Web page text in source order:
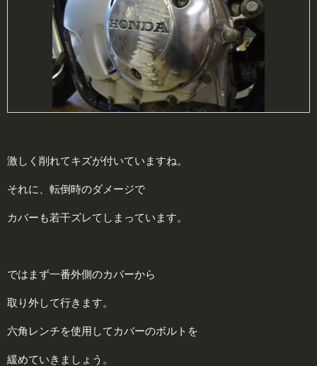
激しく削れてキズが付いていますね。
それに、転倒時のダメージで
カバーも若干ズレてしまっています。
ではまず一番外側のカバーから
取り外して行きます。
六角レンチを使用してカバーのボルトを
緩めていきましょう。